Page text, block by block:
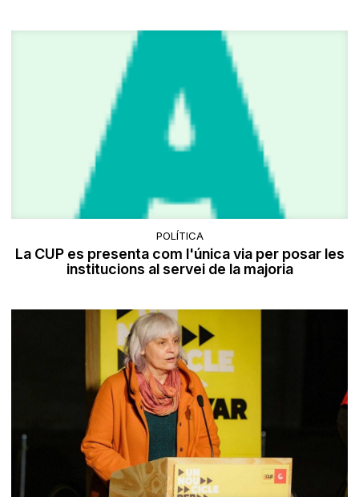
POLÍTICA
La CUP es presenta com l'única via per posar les
institucions al servei de la majoria